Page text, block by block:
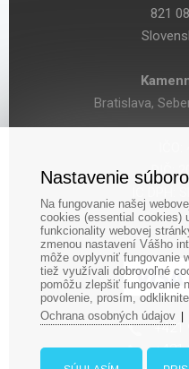
821
Bratislava,
DIČ:
‎+421
+421
Nastavenie
Na fungovanie našej
cookies (essential cookies)
funkcionality webovej
zmenou nastavení Vášho
môže ovplyvniť fungovanie
tiež využívali dobrovoľné
pomôžu zlepšiť fungovanie
povolenie, prosím,
Ochrana osobných údajov|